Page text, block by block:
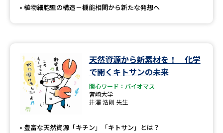
植物細胞壁の構造－機能相関から新たな発想へ
天然資源から新素材を！ 化学
で開くキトサンの未来
関心ワード：バイオマス
宮崎大学
井澤 浩則 先生
豊富な天然資源「キチン」「キトサン」とは？